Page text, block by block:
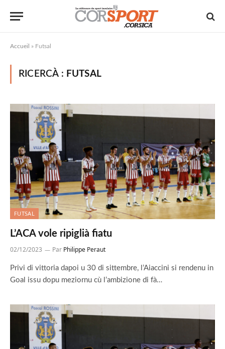
Accueil » Futsal
RICERCÀ : FUTSAL
FUTSAL
L’ACA vole ripiglià fiatu
02/12/2023 Par Philippe Peraut
Privi di vittoria dapoi u 30 di sittembre, l’Aiaccini si rendenu in
Goal issu dopu meziornu cù l’ambizione di fà…